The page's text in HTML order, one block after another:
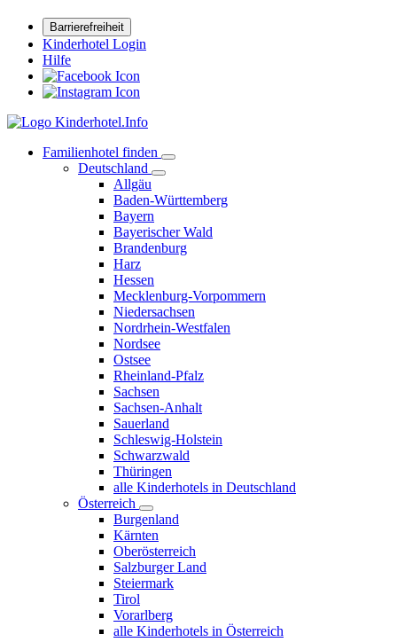
Barrierefreiheit
Kinderhotel Login
Hilfe
Familienhotel finden
Deutschland
Allgäu
Baden-Württemberg
Bayern
Bayerischer Wald
Brandenburg
Harz
Hessen
Mecklenburg-Vorpommern
Niedersachsen
Nordrhein-Westfalen
Nordsee
Ostsee
Rheinland-Pfalz
Sachsen
Sachsen-Anhalt
Sauerland
Schleswig-Holstein
Schwarzwald
Thüringen
alle Kinderhotels in Deutschland
Österreich
Burgenland
Kärnten
Oberösterreich
Salzburger Land
Steiermark
Tirol
Vorarlberg
alle Kinderhotels in Österreich